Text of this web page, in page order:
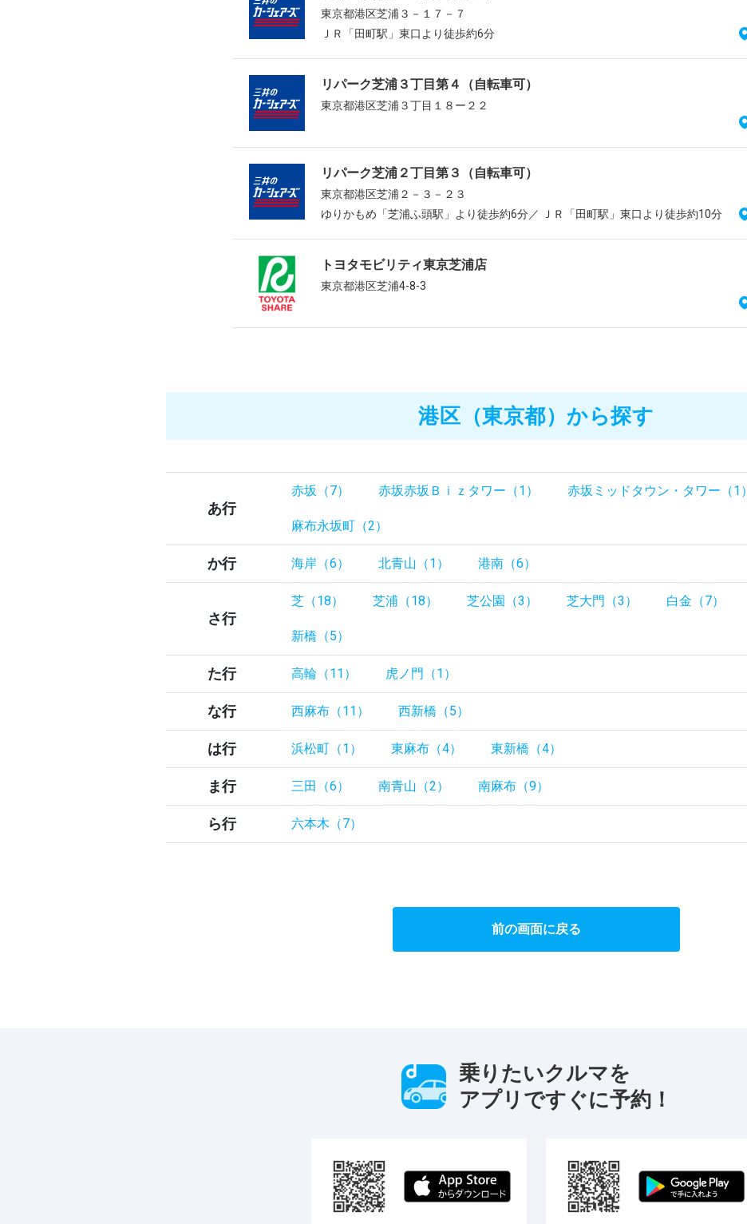
東京都港区芝浦３－１７－７
ＪＲ「田町駅」東口より徒歩約6分
リパーク芝浦３丁目第４（自転車可）
東京都港区芝浦３丁目１８ー２２
リパーク芝浦２丁目第３（自転車可）
東京都港区芝浦２－３－２３
ゆりかもめ「芝浦ふ頭駅」より徒歩約6分／ ＪＲ「田町駅」東口より徒歩約10分
トヨタモビリティ東京芝浦店
東京都港区芝浦4-8-3
港区（東京都）から探す
あ行
赤坂（7） 赤坂赤坂Ｂｉｚタワー（1） 赤坂ミッドタウン・タワー（1）
麻布永坂町（2）
か行 海岸（6） 北青山（1） 港南（6）
さ行
芝（18） 芝浦（18） 芝公園（3） 芝大門（3） 白金（7）
新橋（5）
た行 高輪（11） 虎ノ門（1）
な行 西麻布（11） 西新橋（5）
は行 浜松町（1） 東麻布（4） 東新橋（4）
ま行 三田（6） 南青山（2） 南麻布（9）
ら行 六本木（7）
前の画面に戻る
乗りたいクルマを
アプリですぐに予約！